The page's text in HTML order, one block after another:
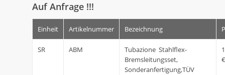
Auf Anfrage !!!
Einheit Artikelnummer Bezeichnung
SR ABM
Tubazione Stahlflex-
Bremsleitungsset,
Sonderanfertigung,TÜV